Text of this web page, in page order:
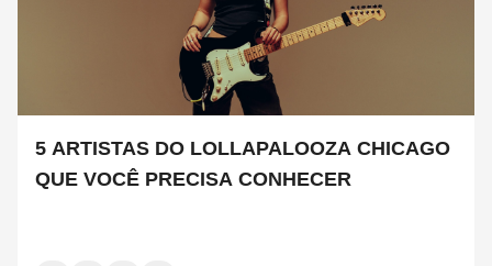
5 ARTISTAS DO LOLLAPALOOZA CHICAGO
QUE VOCÊ PRECISA CONHECER